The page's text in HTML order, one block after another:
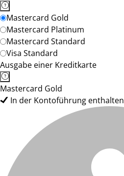
Mastercard Gold
Mastercard Platinum
Mastercard Standard
Visa Standard
Ausgabe einer Kreditkarte
Mastercard Gold
In der Kontoführung enthalten